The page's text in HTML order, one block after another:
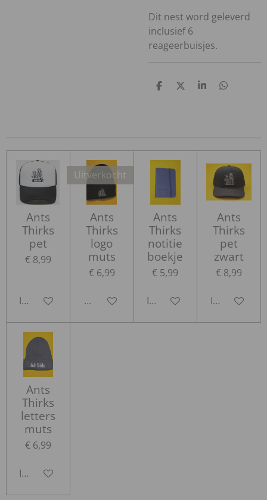
Dit nest word geleverd
inclusief 6
reageerbuisjes.
D
D
S
D
Ants
Thirks
pet
€ 8,99
In winkelwagen
Uitverkocht
Ants
Thirks
logo
muts
€ 6,99
Houd mij op de hoogte
Ants
Thirks
notitie
boekje
€ 5,99
In winkelwagen
Ants
Thirks
pet
zwart
€ 8,99
In
Ants
Thirks
letters
muts
€ 6,99
In winkelwagen